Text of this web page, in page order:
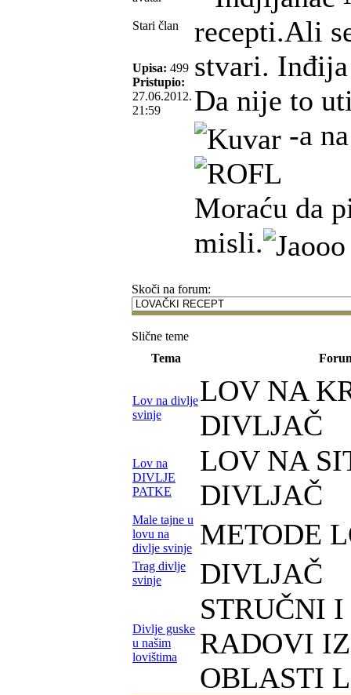
Stari član
Upisa: 499
Pristupio:
27.06.2012.
21:59
recepti.Ali
stvari.
Da nije to
-a
Moraću da
misli.
Skoči na forum:
Slične teme
Tema
Lov na divlje
svinje
LOV NA
DIVLJAČ
Lov na
DIVLJE
PATKE
LOV NA
DIVLJAČ
Male tajne u
lovu na
divlje svinje
METODE
Trag divlje
svinje
DIVLJAČ
Divlje guske
u našim
lovištima
STRUČNI
RADOVI IZ
OBLASTI